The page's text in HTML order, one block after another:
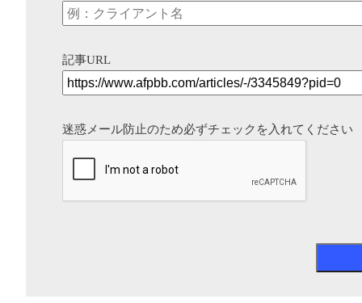
記事URL
迷惑メール防止のため必ずチェックを入れてください